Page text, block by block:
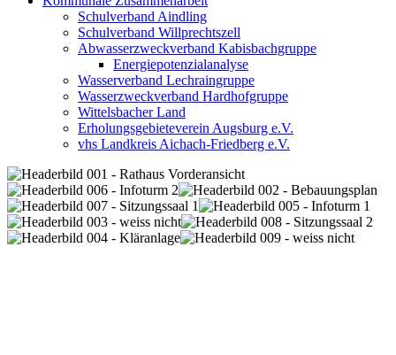
Schulverband Aindling
Schulverband Willprechtszell
Abwasserzweckverband Kabisbachgruppe
Energiepotenzialanalyse
Wasserverband Lechraingruppe
Wasserzweckverband Hardhofgruppe
Wittelsbacher Land
Erholungsgebieteverein Augsburg e.V.
vhs Landkreis Aichach-Friedberg e.V.